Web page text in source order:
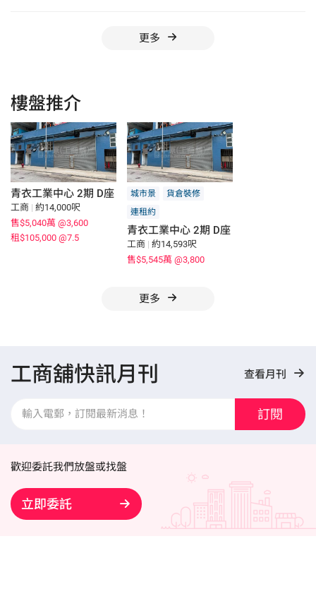
更多
樓盤推介
青衣工業中心 2期 D座
工商 | 約14,000呎
售$5,040萬 @3,600
租$105,000 @7.5
城市景
貨倉裝修
連租約
青衣工業中心 2期 D座
工商 | 約14,593呎
售$5,545萬 @3,800
更多
工商舖快訊月刊 查看月刊
訂閱
歡迎委託我們放盤或找盤
立即委託